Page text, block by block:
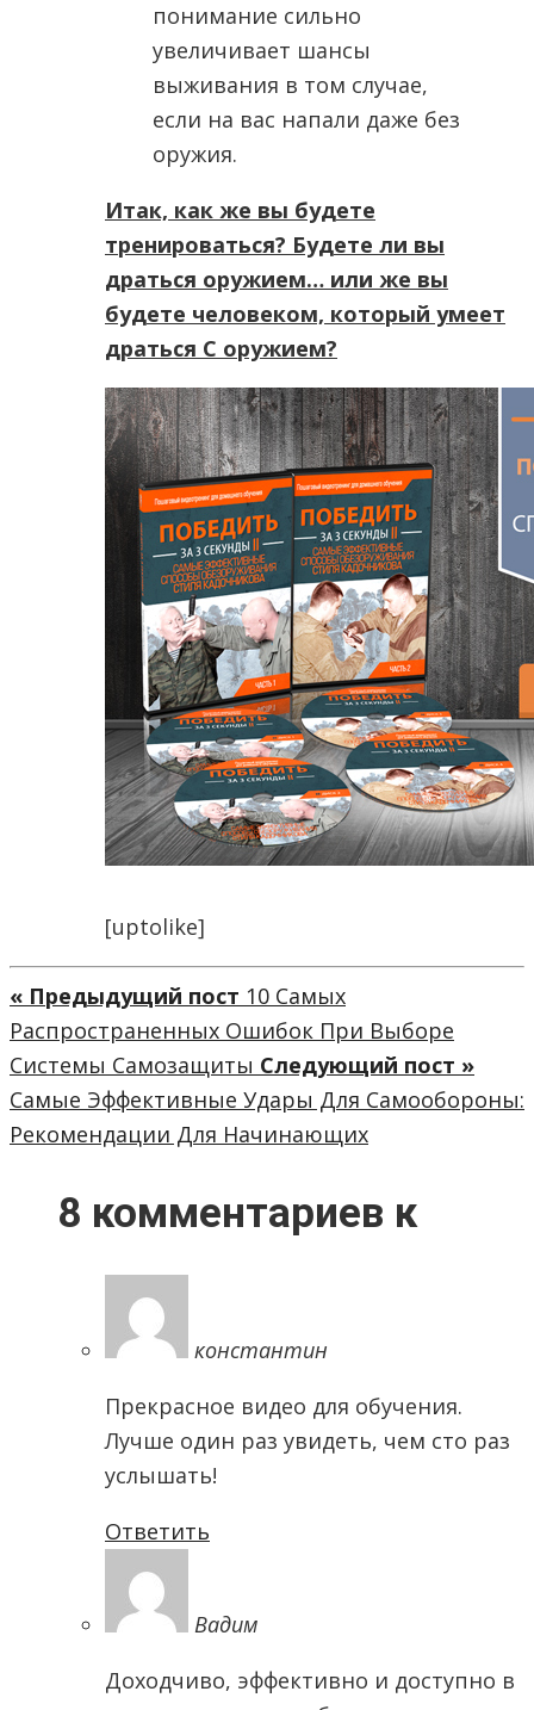
понимание сильно
увеличивает шансы
выживания в том случае,
если на вас напали даже без
оружия.
Итак, как же вы будете
тренироваться? Будете ли вы
драться оружием… или же вы
будете человеком, который умеет
драться С оружием?
[uptolike]
« Предыдущий пост 10 Самых
Распространенных Ошибок При Выборе
Системы Самозащиты Следующий пост »
Самые Эффективные Удары Для Самообороны:
Рекомендации Для Начинающих
8 комментариев к
константин
Прекрасное видео для обучения.
Лучше один раз увидеть, чем сто раз
услышать!
Ответить
Вадим
Доходчиво, эффективно и доступно в